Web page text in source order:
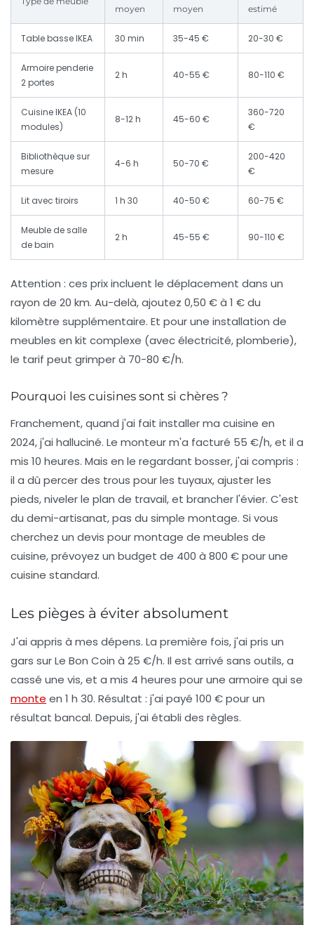
moyen moyen estimé
Table basse IKEA 30 min 35-45 € 20-30 €
Armoire penderie
2 portes
2 h 40-55 € 80-110 €
Cuisine IKEA (10
modules)
8-12 h 45-60 €
360-720
€
Bibliothèque sur
mesure
4-6 h 50-70 €
200-420
€
Lit avec tiroirs 1 h 30 40-50 € 60-75 €
Meuble de salle
de bain
2 h 45-55 € 90-110 €
Attention : ces prix incluent le déplacement dans un
rayon de 20 km. Au-delà, ajoutez 0,50 € à 1 € du
kilomètre supplémentaire. Et pour une installation de
meubles en kit complexe (avec électricité, plomberie),
le tarif peut grimper à 70-80 €/h.
Pourquoi les cuisines sont si chères ?
Franchement, quand j'ai fait installer ma cuisine en
2024, j'ai halluciné. Le monteur m'a facturé 55 €/h, et il a
mis 10 heures. Mais en le regardant bosser, j'ai compris :
il a dû percer des trous pour les tuyaux, ajuster les
pieds, niveler le plan de travail, et brancher l'évier. C'est
du demi-artisanat, pas du simple montage. Si vous
cherchez un devis pour montage de meubles de
cuisine, prévoyez un budget de 400 à 800 € pour une
cuisine standard.
Les pièges à éviter absolument
J'ai appris à mes dépens. La première fois, j'ai pris un
gars sur Le Bon Coin à 25 €/h. Il est arrivé sans outils, a
cassé une vis, et a mis 4 heures pour une armoire qui se
monte en 1 h 30. Résultat : j'ai payé 100 € pour un
résultat bancal. Depuis, j'ai établi des règles.